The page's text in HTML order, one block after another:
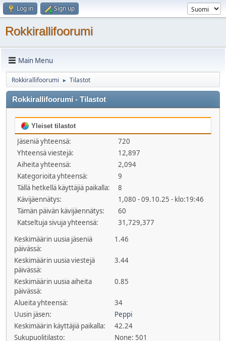
Log in Sign up
Rokkirallifoorumi
Main Menu
Rokkirallifoorumi ► Tilastot
Rokkirallifoorumi - Tilastot
Yleiset tilastot
Jäseniä yhteensä:
720
Yhteensä viestejä:
12,897
Aiheita yhteensä:
2,094
Kategorioita yhteensä:
9
Tällä hetkellä käyttäjiä paikalla:
8
Kävijäennätys:
1,080 - 09.10.25 - klo:19:46
Tämän päivän kävijäennätys:
60
Katseltuja sivuja yhteensä:
31,729,377
Keskimäärin uusia jäseniä
päivässä:
1.46
Keskimäärin uusia viestejä
päivässä:
3.44
Keskimäärin uusia aiheita
päivässä:
0.85
Alueita yhteensä:
34
Uusin jäsen:
Peppi
Keskimäärin käyttäjiä paikalla:
42.24
Sukupuolitilasto:
None: 501